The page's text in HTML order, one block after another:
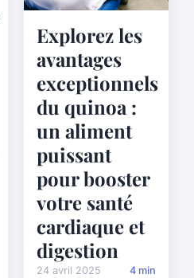
Explorez les
avantages
exceptionnels
du quinoa :
un aliment
puissant
pour booster
votre santé
cardiaque et
digestion
24 avril 2025 4 min